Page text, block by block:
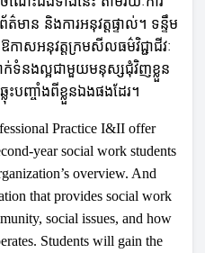
ព័ត៌មាន និងការអនុវត្តផ្ទាល់។ ទន្ទឹម
ាសអនុវត្តក្រមសីលធម៌វិជ្ជាជីវៈ
ក់ទំនងល្អជាមួយមនុស្សជុំវិញខ្លួន
ះបញ្ចាំងពីខ្លួនឯងផងដែរ។
Practice I&II offer
year social work students
overview. And
that provides social work
social issues, and how
Students will gain the